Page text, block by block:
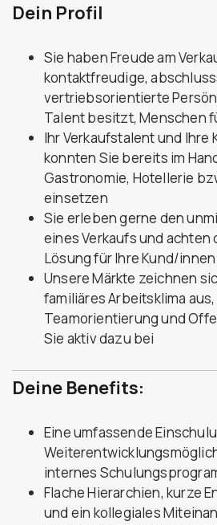
Dein Profil
Sie haben Freude am
kontaktfreudige,
vertriebsorientierte
Talent besitzt, Menschen
Ihr Verkaufstalent und
konnten Sie bereits im
Gastronomie, Hotellerie
einsetzen
Sie erleben gerne den
eines Verkaufs und achten
Lösung für Ihre Kund/innen
Unsere Märkte zeichnen
familiäres Arbeitsklima
Teamorientierung und
Sie aktiv dazu bei
Deine Benefits:
Eine umfassende
internes
Flache Hierarchien, kurze
und ein kollegiales